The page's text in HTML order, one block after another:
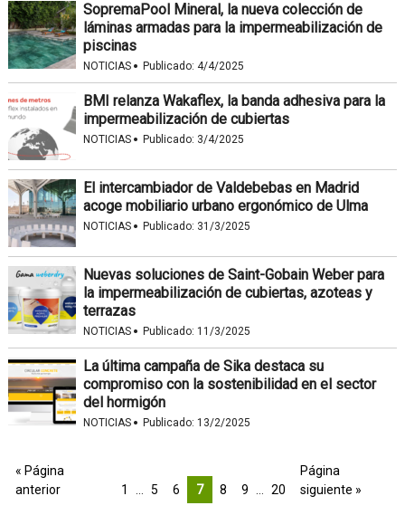
SopremaPool Mineral, la nueva colección de
láminas armadas para la impermeabilización de
piscinas
NOTICIAS · Publicado: 4/4/2025
BMI relanza Wakaflex, la banda adhesiva para la
impermeabilización de cubiertas
NOTICIAS · Publicado: 3/4/2025
El intercambiador de Valdebebas en Madrid
acoge mobiliario urbano ergonómico de Ulma
NOTICIAS · Publicado: 31/3/2025
Nuevas soluciones de Saint-Gobain Weber para
la impermeabilización de cubiertas, azoteas y
terrazas
NOTICIAS · Publicado: 11/3/2025
La última campaña de Sika destaca su
compromiso con la sostenibilidad en el sector
del hormigón
NOTICIAS · Publicado: 13/2/2025
« Página
anterior
1 5 6 7 8 9 20
Página
siguiente »